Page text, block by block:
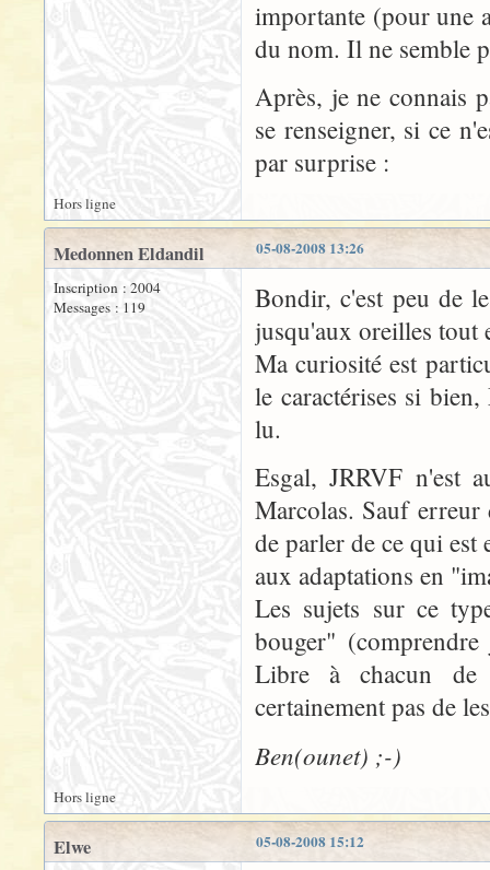
importante (pour une
du nom. Il ne semble
Après, je ne connais
se renseigner, si ce
par surprise :
Hors ligne
05-08-2008 13:26
Medonnen Eldandil
Inscription : 2004
Messages : 119
Bondir, c'est peu de
jusqu'aux oreilles tout
Ma curiosité est
le caractérises si
lu.
Esgal, JRRVF n'est
Marcolas. Sauf erreur
de parler de ce qui est
aux adaptations en
Les sujets sur ce
bouger"
Libre à chacun de
certainement pas de
Ben(ounet) ;-)
Hors ligne
05-08-2008 15:12
Elwe